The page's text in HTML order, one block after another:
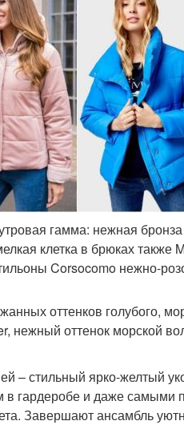
гамма: нежная
клетка в брюках
Corsocomo нежно-
оттенков голубого,
нежный оттенок морской
– стильный ярко-желтый
в гардеробе и даже
Завершают ансамбль